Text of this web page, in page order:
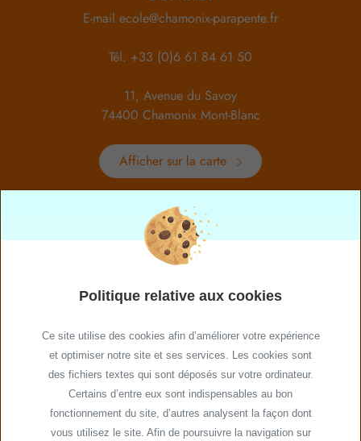
E-mail ecole@chamonix-parapente.fr
Tél. +33 (0)6 61 84 61 50
11, Avenue du Savoy
74400 Chamonix Mont-Blanc
Afficher sur la carte
Du lundi au dimanche
de 8h à 19hrs
NOS RÉSEAUX
Plan de site
Mentions légales
Politique relative aux cookies
Politique relative aux cookies
Ce site utilise des cookies afin d’améliorer votre expérience
et optimiser notre site et ses services. Les cookies sont
des fichiers textes qui sont déposés sur votre ordinateur.
Certains d’entre eux sont indispensables au bon
fonctionnement du site, d’autres analysent la façon dont
vous utilisez le site. Afin de poursuivre la navigation sur